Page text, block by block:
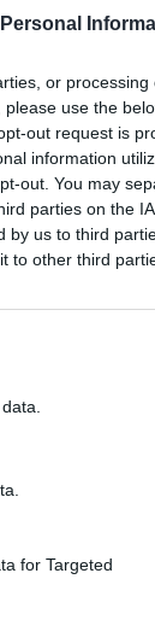
or
use the
out request is
information
out. You may
parties on the
by us to third
to other third
for Targeted
: